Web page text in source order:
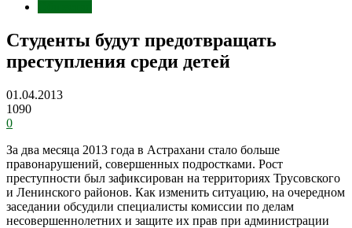
Студенты будут предотвращать
преступления среди детей
01.04.2013
1090
0
За два месяца 2013 года в Астрахани стало больше
правонарушений, совершенных подростками. Рост
преступности был зафиксирован на территориях Трусовского
и Ленинского районов. Как изменить ситуацию, на очередном
заседании обсудили специалисты комиссии по делам
несовершеннолетних и защите их прав при администрации